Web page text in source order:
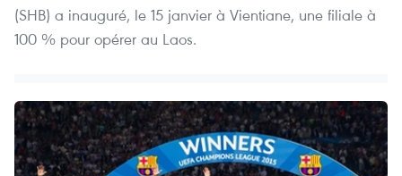
(SHB) a inauguré, le 15 janvier à Vientiane, une filiale à
100 % pour opérer au Laos.